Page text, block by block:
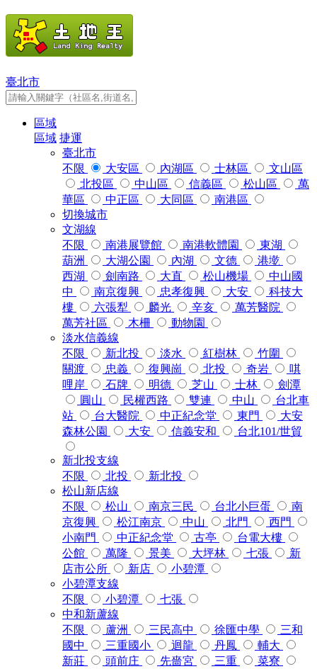
臺北市
區域
區域 捷運
臺北市
不限
大安區 內湖區 士林區
文山區
北投區
中山區 信義區 松山區
萬
華區
中正區 大同區
南港區
切換城市
文湖線
不限
南港展覽館 南港軟體園
東湖
葫洲
大湖公園 內湖 文德
港墘
西湖
劍南路 大直 松山機場
中山國
中
南京復興 忠孝復興 大安
科技大
樓
六張犁 麟光 辛亥
萬芳醫院
萬芳社區
木柵
動物園
淡水信義線
不限
新北投 淡水 紅樹林
竹圍
關渡
忠義 復興崗 北投 奇岩
唭
哩岸
石牌 明德 芝山 士林
劍潭
圓山
民權西路 雙連 中山
台北車
站
台大醫院 中正紀念堂 東門
大安
森林公園
大安 信義安和 台北101/世貿
新北投支線
不限
北投
新北投
松山新店線
不限
松山 南京三民 台北小巨蛋
南
京復興
松江南京 中山 北門
西門
小南門
中正紀念堂 古亭
台電大樓
公館
萬隆 景美 大坪林 七張
新
店市公所
新店
小碧潭
小碧潭支線
不限
小碧潭
七張
中和新蘆線
不限
蘆洲 三民高中 徐匯中學
三和
國中
三重國小 迴龍 丹鳳
輔大
新莊
頭前庄 先嗇宮 三重
菜寮